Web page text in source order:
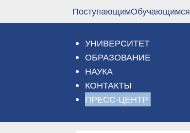
основному
ПоступающимОбучающимся
УНИВЕРСИТЕТ
ОБРАЗОВАНИЕ
НАУКА
КОНТАКТЫ
ПРЕСС-ЦЕНТР